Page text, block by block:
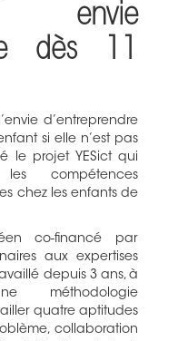
envie
dès 11
d’entreprendre
si elle n’est pas
le projet YESict qui
compétences
chez les enfants de
co-financé par
aux expertises
depuis 3 ans, à
méthodologie
quatre aptitudes
collaboration